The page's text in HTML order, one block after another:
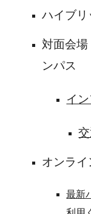
ハイブリ
対面会
ンパス
イ
オンラ
最新